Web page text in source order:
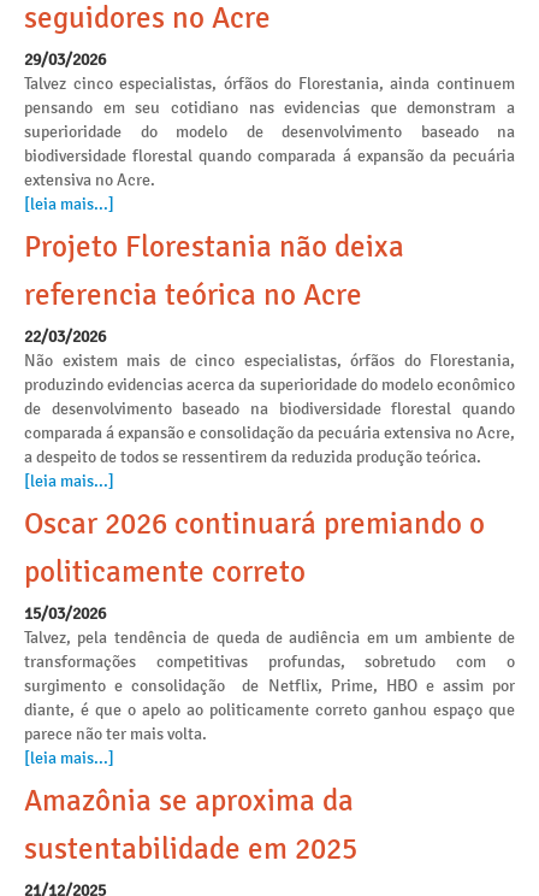
seguidores no Acre
29/03/2026
Talvez cinco especialistas, órfãos do Florestania, ainda continuem
pensando em seu cotidiano nas evidencias que demonstram a
superioridade do modelo de desenvolvimento baseado na
biodiversidade florestal quando comparada á expansão da pecuária
extensiva no Acre.
[leia mais...]
Projeto Florestania não deixa
referencia teórica no Acre
22/03/2026
Não existem mais de cinco especialistas, órfãos do Florestania,
produzindo evidencias acerca da superioridade do modelo econômico
de desenvolvimento baseado na biodiversidade florestal quando
comparada á expansão e consolidação da pecuária extensiva no Acre,
a despeito de todos se ressentirem da reduzida produção teórica.
[leia mais...]
Oscar 2026 continuará premiando o
politicamente correto
15/03/2026
Talvez, pela tendência de queda de audiência em um ambiente de
transformações competitivas profundas, sobretudo com o
surgimento e consolidação de Netflix, Prime, HBO e assim por
diante, é que o apelo ao politicamente correto ganhou espaço que
parece não ter mais volta.
[leia mais...]
Amazônia se aproxima da
sustentabilidade em 2025
21/12/2025